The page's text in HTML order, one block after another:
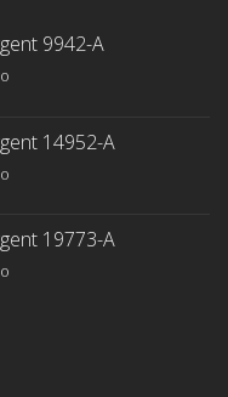
9942-A
14952-A
19773-A